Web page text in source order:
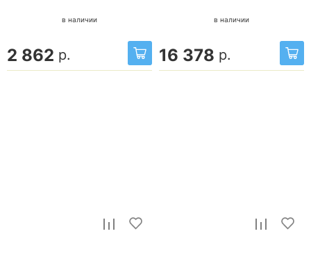
в наличии
2 862 р.
в наличии
16 378 р.